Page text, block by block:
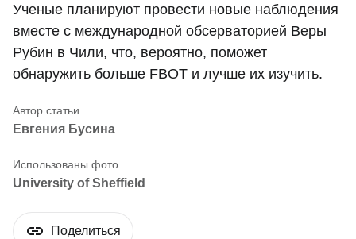
Ученые планируют провести новые наблюдения
вместе с международной обсерваторией Веры
Рубин в Чили, что, вероятно, поможет
обнаружить больше FBOT и лучше их изучить.
Евгения Бусина
University of Sheffield
Поделиться